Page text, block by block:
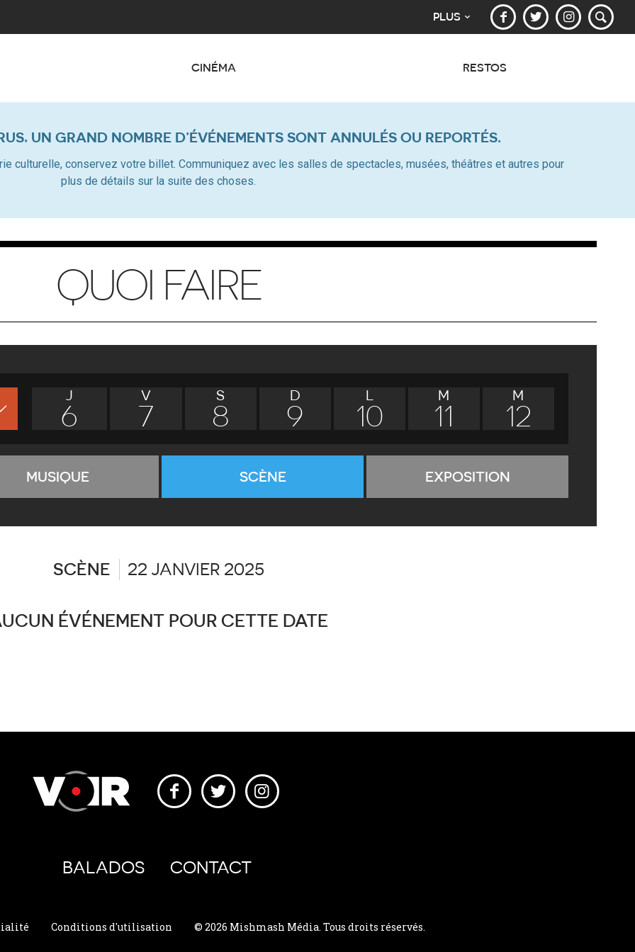
PLUS
CINÉMA RESTOS
UN GRAND NOMBRE D’ÉVÉNEMENTS SONT ANNULÉS OU REPORTÉS.
culturelle, conservez votre billet. Communiquez avec les salles de spectacles, musées, théâtres et autres pour
plus de détails sur la suite des choses.
QUOI FAIRE
J
6
V
7
S
8
D
9
L
10
M
11
M
12
MUSIQUE SCÈNE EXPOSITION
SCÈNE 22 JANVIER 2025
ÉVÉNEMENT POUR CETTE DATE
BALADOS CONTACT
Conditions d'utilisation © 2026 Mishmash Média. Tous droits réservés.